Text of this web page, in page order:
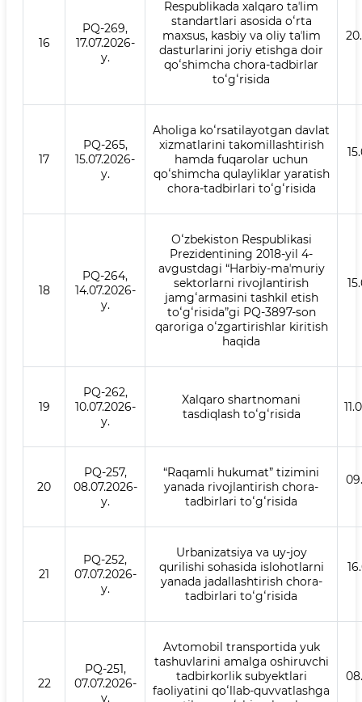
16
PQ-269,
17.07.2026-
y.
Respublikada xalqaro taʼlim
standartlari asosida oʻrta
maxsus, kasbiy va oliy taʼlim
dasturlarini joriy etishga doir
qoʻshimcha chora-tadbirlar
toʻgʻrisida
17
PQ-265,
15.07.2026-
y.
Aholiga koʻrsatilayotgan davlat
xizmatlarini takomillashtirish
hamda fuqarolar uchun
qoʻshimcha qulayliklar yaratish
chora-tadbirlari toʻgʻrisida
18
PQ-264,
14.07.2026-
y.
Oʻzbekiston Respublikasi
Prezidentining 2018-yil 4-
avgustdagi “Harbiy-maʼmuriy
sektorlarni rivojlantirish
jamgʻarmasini tashkil etish
toʻgʻrisida”gi PQ-3897-son
qaroriga oʻzgartirishlar kiritish
haqida
19
PQ-262,
10.07.2026-
y.
Xalqaro shartnomani
tasdiqlash toʻgʻrisida
20
PQ-257,
08.07.2026-
y.
“Raqamli hukumat” tizimini
yanada rivojlantirish chora-
tadbirlari toʻgʻrisida
21
PQ-252,
07.07.2026-
y.
Urbanizatsiya va uy-joy
qurilishi sohasida islohotlarni
yanada jadallashtirish chora-
tadbirlari toʻgʻrisida
22
PQ-251,
07.07.2026-
y.
Avtomobil transportida yuk
tashuvlarini amalga oshiruvchi
tadbirkorlik subyektlari
faoliyatini qoʻllab-quvvatlashga